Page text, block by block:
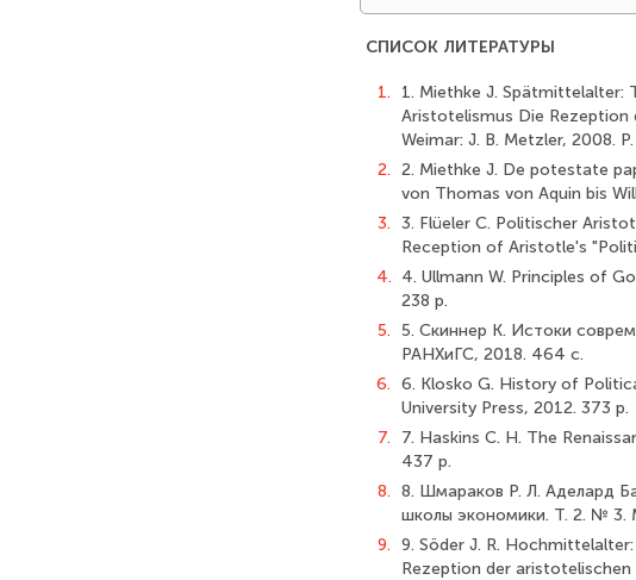
СПИСОК ЛИТЕРАТУРЫ
1.
1. Miethke J. Spätmittelalter:
Aristotelismus Die
Weimar: J. B. Metzler, 2008.
2. 2. Miethke J. De potestate
von Thomas von Aquin bis
3. 3. Flüeler C. Politischer
Reception of Aristotle's
4. 4. Ullmann W. Principles of
238 p.
5. 5. Скиннер К. Истоки
РАНХиГС, 2018. 464 с.
6. 6. Klosko G. History of
University Press, 2012. 373 p.
7.
7. Haskins C. H. The
437 p.
8. 8. Шмараков Р. Л. Аделард
школы экономики. Т. 2. №
9. 9. Söder J. R.
Rezeption der